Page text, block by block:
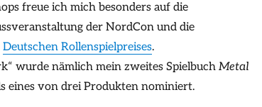
freue ich mich besonders auf die
der NordCon und die
Deutschen Rollenspielpreises.
wurde nämlich mein zweites Spielbuch Metal
eines von drei Produkten nominiert.